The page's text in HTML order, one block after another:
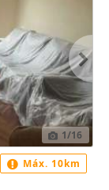
1/16
Máx. 10km